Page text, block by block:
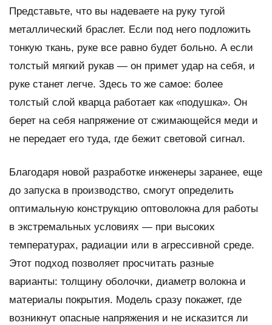
Представьте, что вы надеваете на руку тугой
металлический браслет. Если под него подложить
тонкую ткань, руке все равно будет больно. А если
толстый мягкий рукав — он примет удар на себя, и
руке станет легче. Здесь то же самое: более
толстый слой кварца работает как «подушка». Он
берет на себя напряжение от сжимающейся меди и
не передает его туда, где бежит световой сигнал.
Благодаря новой разработке инженеры заранее, еще
до запуска в производство, смогут определить
оптимальную конструкцию оптоволокна для работы
в экстремальных условиях — при высоких
температурах, радиации или в агрессивной среде.
Этот подход позволяет просчитать разные
варианты: толщину оболочки, диаметр волокна и
материалы покрытия. Модель сразу покажет, где
возникнут опасные напряжения и не исказится ли